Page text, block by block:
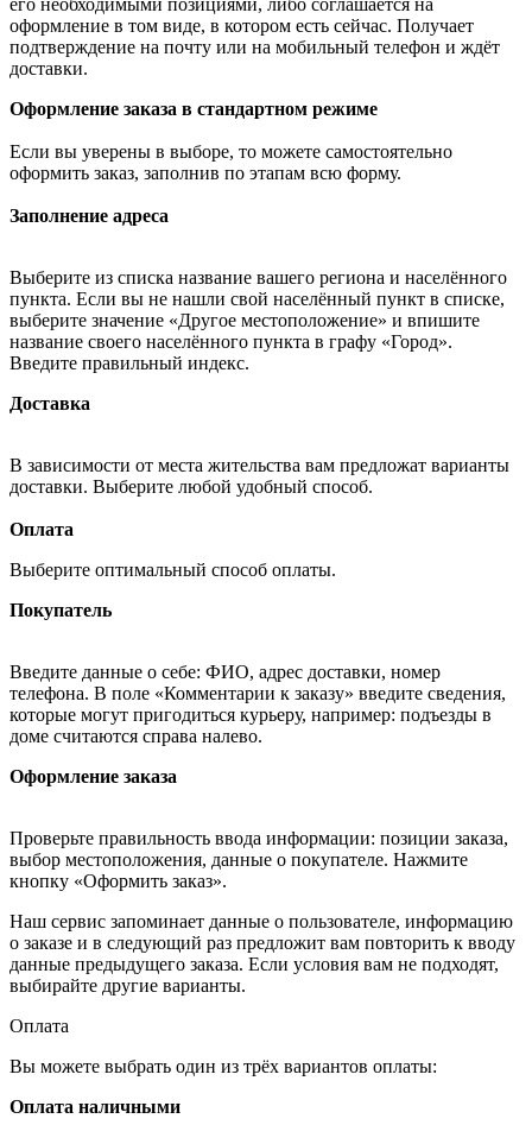
оформление в том виде, в котором есть сейчас. Получает
подтверждение на почту или на мобильный телефон и ждёт
доставки.
Оформление заказа в стандартном режиме
Если вы уверены в выборе, то можете самостоятельно
оформить заказ, заполнив по этапам всю форму.
Заполнение адреса
Выберите из списка название вашего региона и населённого
пункта. Если вы не нашли свой населённый пункт в списке,
выберите значение «Другое местоположение» и впишите
название своего населённого пункта в графу «Город».
Введите правильный индекс.
Доставка
В зависимости от места жительства вам предложат варианты
доставки. Выберите любой удобный способ.
Оплата
Выберите оптимальный способ оплаты.
Покупатель
Введите данные о себе: ФИО, адрес доставки, номер
телефона. В поле «Комментарии к заказу» введите сведения,
которые могут пригодиться курьеру, например: подъезды в
доме считаются справа налево.
Оформление заказа
Проверьте правильность ввода информации: позиции заказа,
выбор местоположения, данные о покупателе. Нажмите
кнопку «Оформить заказ».
Наш сервис запоминает данные о пользователе, информацию
о заказе и в следующий раз предложит вам повторить к вводу
данные предыдущего заказа. Если условия вам не подходят,
выбирайте другие варианты.
Оплата
Вы можете выбрать один из трёх вариантов оплаты:
Оплата наличными